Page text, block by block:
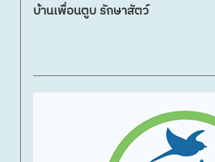
บ้านเพื่อนตูบ รักษาสัตว์